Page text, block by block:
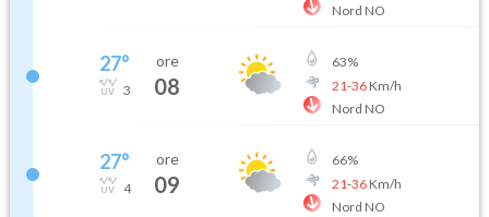
Nord NO
27°
3
ore
08
63%
21-36Km/h
Nord NO
27°
4
ore
09
66%
21-36Km/h
Nord NO